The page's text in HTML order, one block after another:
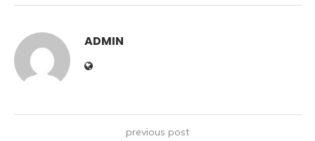
ADMIN
previous post